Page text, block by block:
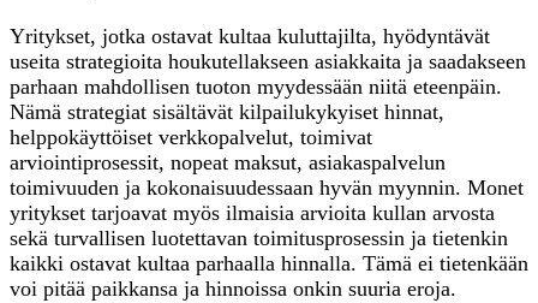
Yritykset, jotka ostavat kultaa kuluttajilta, hyödyntävät
useita strategioita houkutellakseen asiakkaita ja saadakseen
parhaan mahdollisen tuoton myydessään niitä eteenpäin.
Nämä strategiat sisältävät kilpailukykyiset hinnat,
helppokäyttöiset verkkopalvelut, toimivat
arviointiprosessit, nopeat maksut, asiakaspalvelun
toimivuuden ja kokonaisuudessaan hyvän myynnin. Monet
yritykset tarjoavat myös ilmaisia arvioita kullan arvosta
sekä turvallisen luotettavan toimitusprosessin ja tietenkin
kaikki ostavat kultaa parhaalla hinnalla. Tämä ei tietenkään
voi pitää paikkansa ja hinnoissa onkin suuria eroja.